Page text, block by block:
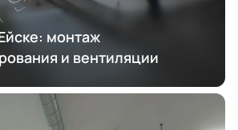
монтаж
и вентиляции